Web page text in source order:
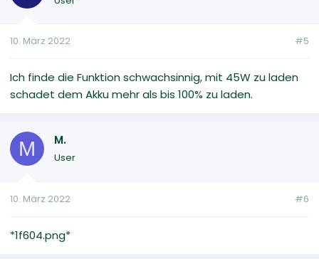
10. März 2022 #5
Ich finde die Funktion schwachsinnig, mit 45W zu laden
schadet dem Akku mehr als bis 100% zu laden.
M M.
User
10. März 2022 #6
*1f604.png*